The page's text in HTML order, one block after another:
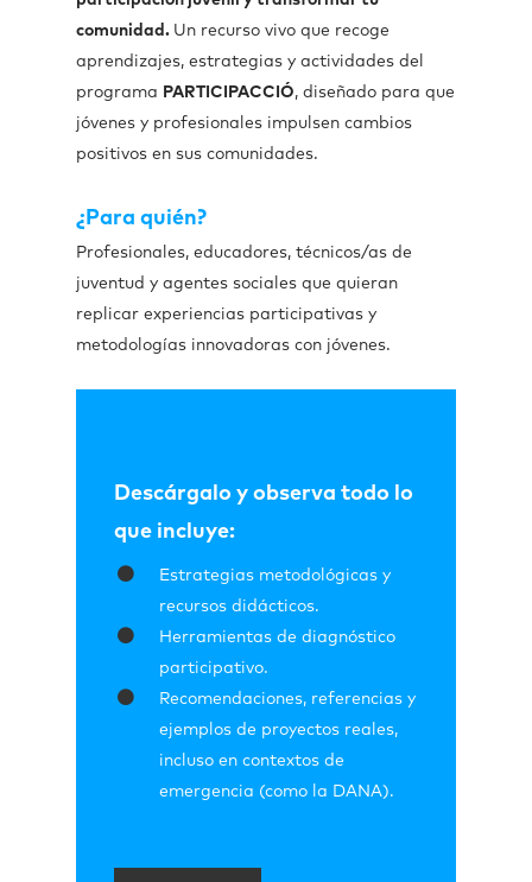
comunidad. Un recurso vivo que recoge
aprendizajes, estrategias y actividades del
programa PARTICIPACCIÓ, diseñado para que
jóvenes y profesionales impulsen cambios
positivos en sus comunidades.
¿Para quién?
Profesionales, educadores, técnicos/as de
juventud y agentes sociales que quieran
replicar experiencias participativas y
metodologías innovadoras con jóvenes.
Descárgalo y observa todo lo
que incluye:
Estrategias metodológicas y
recursos didácticos.
Herramientas de diagnóstico
participativo.
Recomendaciones, referencias y
ejemplos de proyectos reales,
incluso en contextos de
emergencia (como la DANA).